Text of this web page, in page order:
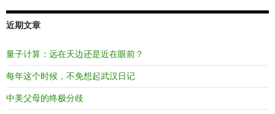
近期文章
量子计算：远在天边还是近在眼前？
每年这个时候，不免想起武汉日记
中美父母的终极分歧